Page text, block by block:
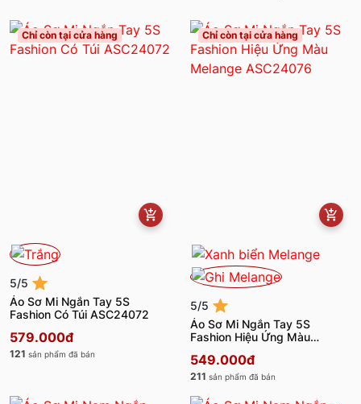
Chỉ còn tại cửa hàng
5/5
Áo Sơ Mi Ngắn Tay 5S
Fashion Có Túi ASC24072
579.000đ
121 sản phẩm đã bán
Chỉ còn tại cửa hàng
5/5
Áo Sơ Mi Ngắn Tay 5S
Fashion Hiệu Ứng Màu
549.000đ
211 sản phẩm đã bán